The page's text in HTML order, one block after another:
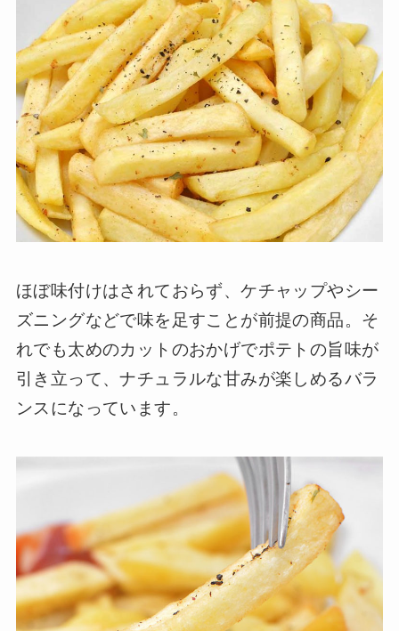
ほぼ味付けはされておらず、ケチャップやシー
ズニングなどで味を足すことが前提の商品。そ
れでも太めのカットのおかげでポテトの旨味が
引き立って、ナチュラルな甘みが楽しめるバラ
ンスになっています。